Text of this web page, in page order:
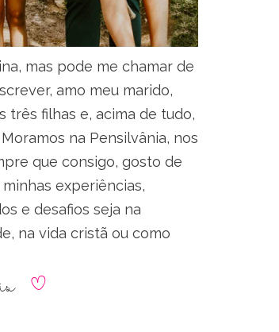
mas pode me chamar de
amo meu marido,
três filhas e, acima de tudo,
na Pensilvânia, nos
que consigo, gosto de
experiências,
e desafios seja na
na vida cristã ou como